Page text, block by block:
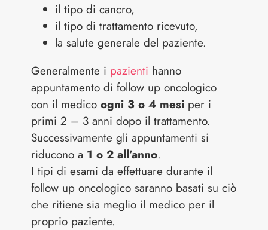
il tipo di cancro,
il tipo di trattamento ricevuto,
la salute generale del paziente.
Generalmente i pazienti hanno
appuntamento di follow up oncologico
con il medicoogni 3 o 4 mesi per i
primi 2 – 3 anni dopo il trattamento.
Successivamente gli appuntamenti si
riducono a 1 o 2 all’anno.
I tipi di esami da effettuare durante il
follow up oncologico saranno basati su ciò
che ritiene sia meglio il medico per il
proprio paziente.